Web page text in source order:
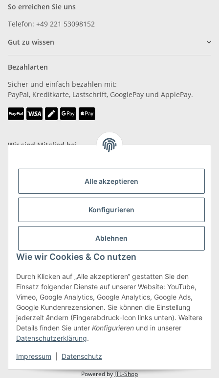
Alle akzeptieren
Konfigurieren
Ablehnen
Wie wir Cookies & Co nutzen
Durch Klicken auf „Alle akzeptieren“ gestatten Sie den
Einsatz folgender Dienste auf unserer Website: YouTube,
Vimeo, Google Analytics, Google Analytics, Google Ads,
Google Kundenrezensionen. Sie können die Einstellung
jederzeit ändern (Fingerabdruck-Icon links unten). Weitere
Details finden Sie unter Konfigurieren und in unserer
Datenschutzerklärung.
Impressum Datenschutz
So erreichen Sie uns
Telefon: +49 221 53098152
Gut zu wissen
Bezahlarten
Sicher und einfach bezahlen mit:
PayPal, Kreditkarte, Lastschrift, GooglePay und ApplePay.
Wir sind Mitglied bei
mehr zu Versand & Retoure
Gesetzliche Informationen
Vertrag widerrufen
Powered byJTL-Shop